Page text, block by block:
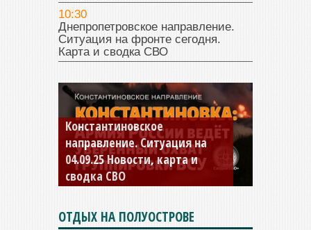
10:30
Днепропетровское направление.
Ситуация на фронте сегодня.
Карта и сводка СВО
Константиновское
направление. Ситуация на
04.09.25 Новости, карта и
сводка СВО
ОТДЫХ НА ПОЛУОСТРОВЕ